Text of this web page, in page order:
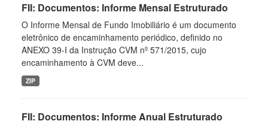
FII: Documentos: Informe Mensal Estruturado
O Informe Mensal de Fundo Imobiliário é um documento
eletrônico de encaminhamento periódico, definido no
ANEXO 39-I da Instrução CVM nº 571/2015, cujo
encaminhamento à CVM deve...
ZIP
FII: Documentos: Informe Anual Estruturado